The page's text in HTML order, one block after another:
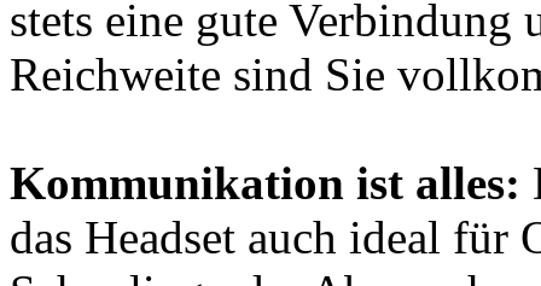
stets eine gute
Reichweite sind Sie
Kommunikation ist alles:
das Headset auch ideal